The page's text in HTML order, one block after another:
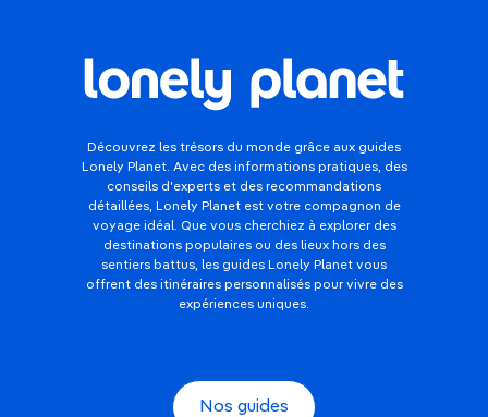
Découvrez les trésors du monde grâce aux guides
Lonely Planet. Avec des informations pratiques, des
conseils d'experts et des recommandations
détaillées, Lonely Planet est votre compagnon de
voyage idéal. Que vous cherchiez à explorer des
destinations populaires ou des lieux hors des
sentiers battus, les guides Lonely Planet vous
offrent des itinéraires personnalisés pour vivre des
expériences uniques.
Nos guides